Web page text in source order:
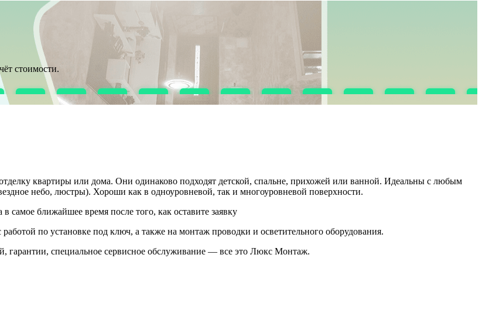
стоимости.
квартиры или дома. Они одинаково подходят детской, спальне, прихожей или ванной. Идеальны с любым
небо, люстры). Хороши как в одноуровневой, так и многоуровневой поверхности.
ближайшее время после того, как оставите заявку
по установке под ключ, а также на монтаж проводки и осветительного оборудования.
гарантии, специальное сервисное обслуживание — все это Люкс Монтаж.